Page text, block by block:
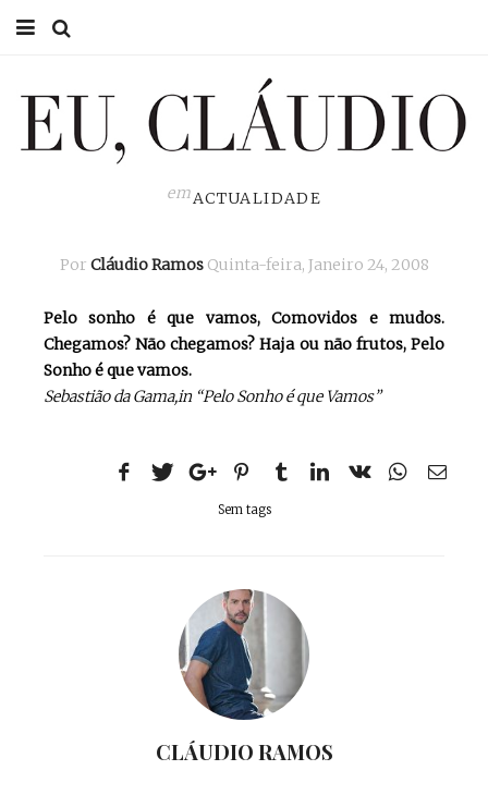
EU CLÁUDIO
ACTUALIDADE
emACTUALIDADE
Por Cláudio Ramos Quinta-feira, Janeiro 24, 2008
Pelo sonho é que vamos, Comovidos e mudos.
Chegamos? Não chegamos? Haja ou não frutos, Pelo
Sonho é que vamos.
Sebastião da Gama,in “Pelo Sonho é que Vamos”
Sem tags
CLÁUDIO RAMOS